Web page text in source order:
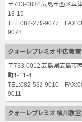
〒733-0834 広島市西区草
18-15
TEL:082-279-9077
9078
クォーレプレミオ 中広教室
〒733-0012 広島県広島市
町1-11-4
TEL:082-532-9010
9011
クォーレプレミオ 横川教室